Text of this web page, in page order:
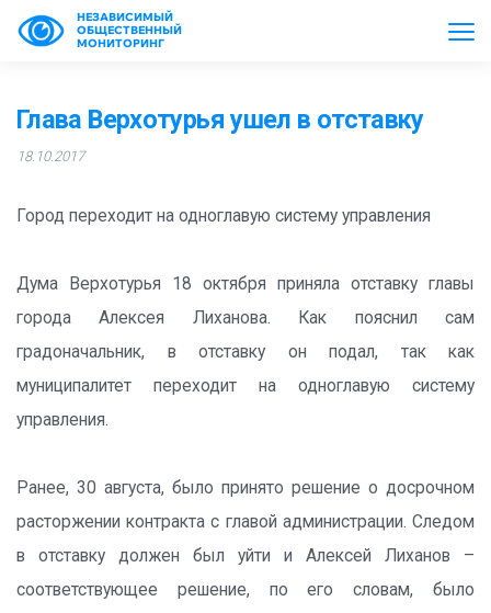
НЕЗАВИСИМЫЙ
ОБЩЕСТВЕННЫЙ
МОНИТОРИНГ
Глава Верхотурья ушел в отставку
18.10.2017
Город переходит на одноглавую систему управления
Дума Верхотурья 18 октября приняла отставку главы
города Алексея Лиханова. Как пояснил сам
градоначальник, в отставку он подал, так как
муниципалитет переходит на одноглавую систему
управления.
Ранее, 30 августа, было принято решение о досрочном
расторжении контракта с главой администрации. Следом
в отставку должен был уйти и Алексей Лиханов –
соответствующее решение, по его словам, было